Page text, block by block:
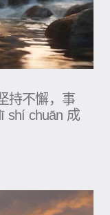
持不懈，事
shí chuān 成